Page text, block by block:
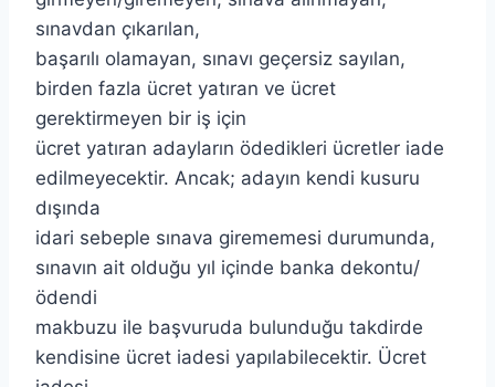
sınavdan çıkarılan,
başarılı olamayan, sınavı geçersiz sayılan,
birden fazla ücret yatıran ve ücret
gerektirmeyen bir iş için
ücret yatıran adayların ödedikleri ücretler iade
edilmeyecektir. Ancak; adayın kendi kusuru
dışında
idari sebeple sınava girememesi durumunda,
sınavın ait olduğu yıl içinde banka dekontu/
ödendi
makbuzu ile başvuruda bulunduğu takdirde
kendisine ücret iadesi yapılabilecektir. Ücret